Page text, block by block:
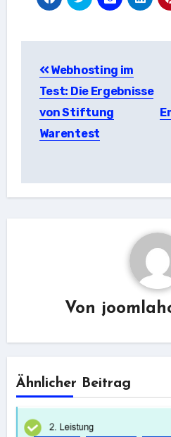
Webhosting im
Test: Die Ergebnisse
von Stiftung
Warentest
Von
Ähnlicher Beitrag